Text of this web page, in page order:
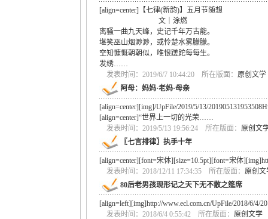
[align=center]【七律(新韵)】五月节随想
文｜涂燃
离骚一曲九天峰，史记千年万古能。
堪笑巫山烟渺渺，或怜楚水雾朦朦。
空知慷慨朝朝似，唯恨蹉跎每每生。
发绣……
发表时间：2019/6/7 10:44:20 所在版面： 原创文学
阿母：妈妈·老妈·母亲
[align=center][img]/UpFile/2019/5/13/
[align=center]“世界上一切的光荣……
发表时间：2019/5/13 19:56:24 所在版面： 原创文
〖七言排律〗执手十年
[align=center][font=宋体][size=10.5pt][font=宋体
发表时间：2018/12/11 17:34:35 所在版面： 原创文
80后老男孩现形记之天下无不散之筵席
[align=left][img]http://www.ecl.com.cn/UpFile/2018/6/
发表时间：2018/6/4 0:55:42 所在版面： 原创文学